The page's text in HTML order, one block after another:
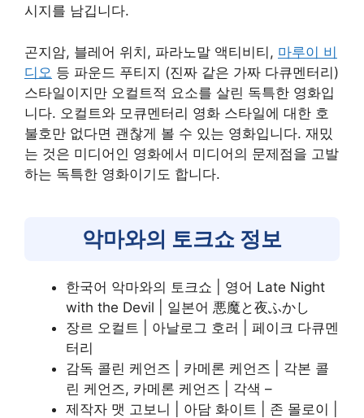
시지를 남깁니다.
곤지암, 블레어 위치, 파라노말 액티비티, 마루이 비
디오 등 파운드 푸티지 (진짜 같은 가짜 다큐멘터리)
스타일이지만 오컬트적 요소를 살린 독특한 영화입
니다. 오컬트와 모큐멘터리 영화 스타일에 대한 호
불호만 없다면 괜찮게 볼 수 있는 영화입니다. 재밌
는 것은 미디어인 영화에서 미디어의 문제점을 고발
하는 독특한 영화이기도 합니다.
악마와의 토크쇼 정보
한국어 악마와의 토크쇼 | 영어 Late Night
with the Devil | 일본어 悪魔と夜ふかし
장르 오컬트 | 아날로그 호러 | 페이크 다큐멘
터리
감독 콜린 케언즈 | 카메론 케언즈 | 각본 콜
린 케언즈, 카메론 케언즈 | 각색 –
제작자 맷 고보니 | 아담 화이트 | 존 몰로이 |